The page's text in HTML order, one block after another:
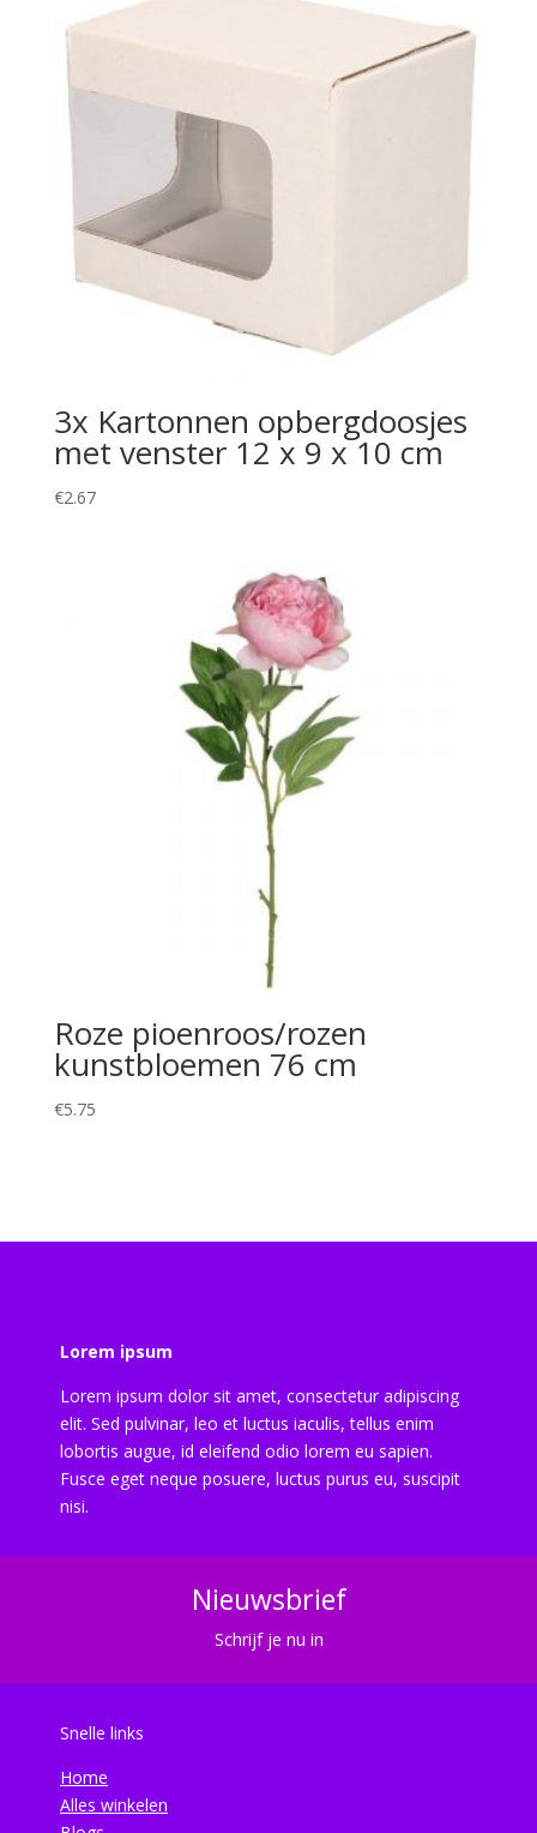
3x Kartonnen opbergdoosjes
met venster 12 x 9 x 10 cm
€2.67
Roze pioenroos/rozen
kunstbloemen 76 cm
€5.75
Lorem ipsum
Lorem ipsum dolor sit amet, consectetur adipiscing
elit. Sed pulvinar, leo et luctus iaculis, tellus enim
lobortis augue, id eleifend odio lorem eu sapien.
Fusce eget neque posuere, luctus purus eu, suscipit
nisi.
Nieuwsbrief
Schrijf je nu in
Snelle links
Home
Alles winkelen